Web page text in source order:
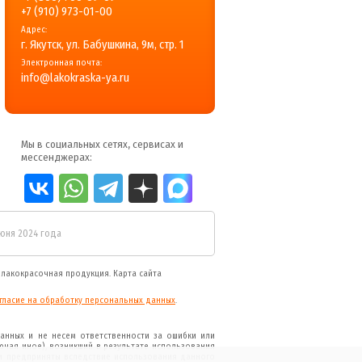
+7 (910) 973-01-00
Адрес:
г. Якутск, ул. Бабушкина, 9м, стр. 1
Электронная почта:
info@lakokraska-ya.ru
Мы в социальных сетях, сервисах и
мессенджерах:
2024 года
лакокрасочная продукция. Карта сайта
на обработку персональных данных.
и не несем ответственности за ошибки или
иное), возникший в результате использования